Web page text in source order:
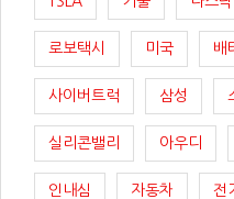
로보택시 미국 배
사이버트럭 삼성
실리콘밸리 아우디
인내심 자동차 전